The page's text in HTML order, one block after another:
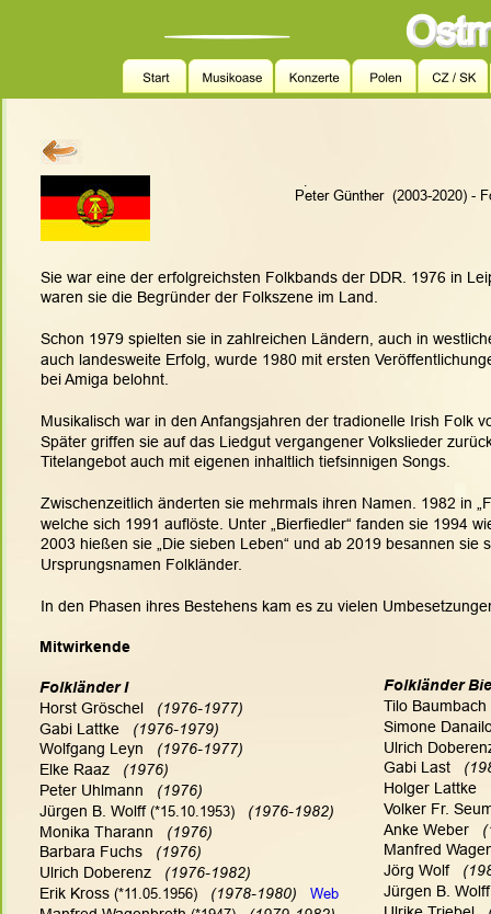
Peter Günther
.
Sie war eine der erfolgreichsten Folkbands der DDR. 1976 in
waren sie die Begründer der Folkszene im Land.
Schon 1979 spielten sie in zahlreichen Ländern, auch in
auch landesweite Erfolg, wurde 1980 mit ersten
bei Amiga belohnt.
Musikalisch war in den Anfangsjahren der tradionelle Irish Folk
Später griffen sie auf das Liedgut vergangener Volkslieder
Titelangebot auch mit eigenen inhaltlich tiefsinnigen Songs.
Zwischenzeitlich änderten sie mehrmals ihren Namen. 1982 in
welche sich 1991 auflöste. Unter „Bierfiedler“ fanden sie 1994
2003 hießen sie „Die sieben Leben“ und ab 2019 besannen sie
Ursprungsnamen Folkländer.
In den Phasen ihres Bestehens kam es zu vielen
Mitwirkende
Folkländer I
Horst Gröschel
  (1976-1977)
Gabi Lattke (1976-1979)
Wolfgang Leyn
(1976-1977)
Elke Raaz (1976)
Peter Uhlmann (1976)
Jürgen B. Wolff (*15.10.1953)
(1976-1982)
Monika Tharann
(1976)
Barbara Fuchs
(1976)
Ulrich Doberenz
(1976-1982)
Erik Kross (*11.05.1956) (1978-1980)
Web
Folkländer
Tilo
Simone
Ulrich
Gabi Last
Holger Lattke
Volker Fr.
Anke Weber
Manfred
Jörg Wolf
Jürgen B. Wolff